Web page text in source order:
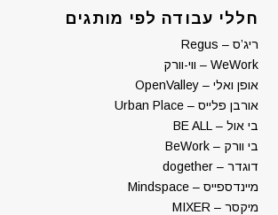
חללי עבודה לפי מותגים
ריג’ס – Regus
WeWork – ווי-וורק
אופן ואלי – OpenValley
אורבן פלייס – Urban Place
בי אול – BE ALL
בי וורק – BeWork
דוגדר – dogether
מיינדספייס – Mindspace
מיקסר – MIXER